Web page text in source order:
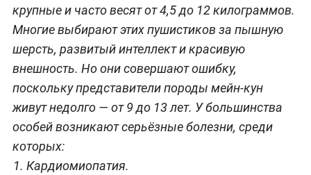
крупные и часто весят от 4,5 до 12 килограммов.
Многие выбирают этих пушистиков за пышную
шерсть, развитый интеллект и красивую
внешность. Но они совершают ошибку,
поскольку представители породы мейн-кун
живут недолго — от 9 до 13 лет. У большинства
особей возникают серьёзные болезни, среди
которых:
Кардиомиопатия.